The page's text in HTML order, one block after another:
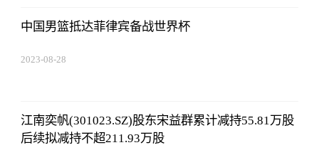
中国男篮抵达菲律宾备战世界杯
2023-08-28
江南奕帆(301023.SZ)股东宋益群累计减持55.81万股
后续拟减持不超211.93万股